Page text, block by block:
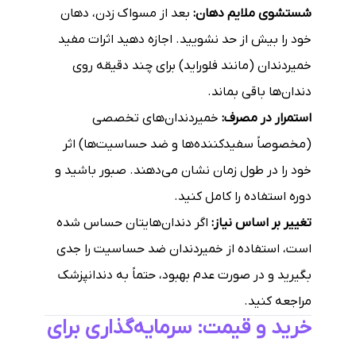
شستشوی ملایم دهان: بعد از مسواک زدن، دهان
خود را بیش از حد نشویید. اجازه دهید اثرات مفید
خمیردندان (مانند فلوراید) برای چند دقیقه روی
دندان‌ها باقی بماند.
استمرار در مصرف: خمیردندان‌های تخصصی
(مخصوصاً سفیدکننده‌ها و ضد حساسیت‌ها) اثر
خود را در طول زمان نشان می‌دهند. صبور باشید و
دوره استفاده را کامل کنید.
تغییر بر اساس نیاز: اگر دندان‌هایتان حساس شده
است، استفاده از خمیردندان ضد حساسیت را جدی
بگیرید و در صورت عدم بهبود، حتماً به دندانپزشک
مراجعه کنید.
خرید و قیمت: سرمایه‌گذاری برای